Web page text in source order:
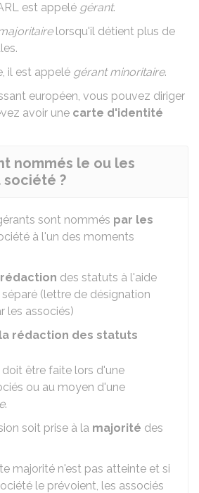
est appelé gérant.
lorsqu'il détient plus de
il est appelé gérant minoritaire.
européen, vous pouvez diriger
avoir une carte d'identité
nommés le ou les
?
sont nommés par les
à l'un des moments
des statuts à l'aide
(lettre de désignation
les associés)
rédaction des statuts
être faite lors d'une
ou au moyen d'une
.
soit prise à la majorité des
majorité n'est pas atteinte et si
le prévoient, les associés